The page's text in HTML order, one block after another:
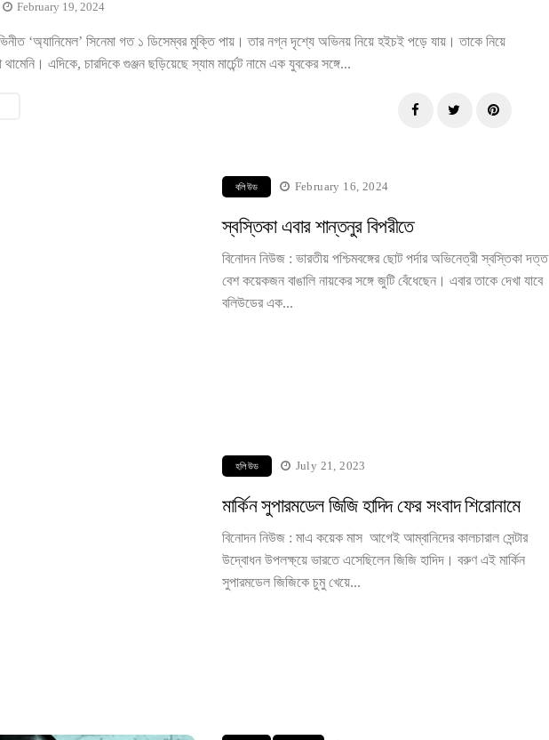
February 19, 2024
‘অ্যানিমেল’ সিনেমা গত ১ ডিসেম্বর মুক্তি পায়। তার নগ্ন দৃশ্যে অভিনয় নিয়ে হইচই পড়ে যায়। তাকে নিয়ে
এদিকে, চারদিকে গুঞ্জন ছড়িয়েছে স্যাম মার্চেন্ট নামে এক যুবকের সঙ্গে...
বলিউড February 16, 2024
স্বস্তিকা এবার শান্তনুর বিপরীতে
বিনোদন নিউজ : ভারতীয় পশ্চিমবঙ্গের ছোট পর্দার অভিনেত্রী স্বস্তিকা দত্ত
বেশ কয়েকজন বাঙালি নায়কের সঙ্গে জুটি বেঁধেছেন। এবার তাকে দেখা যাবে
বলিউডের এক...
হলিউড July 21, 2023
মার্কিন সুপারমডেল জিজি হাদিদ ফের সংবাদ শিরোনামে
বিনোদন নিউজ : মাএ কয়েক মাস আগেই আম্বানিদের কালচারাল সেন্টার
উদ্বোধন উপলক্ষ্য়ে ভারতে এসেছিলেন জিজি হাদিদ। বরুণ এই মার্কিন
সুপারমডেল জিজিকে চুমু খেয়ে...